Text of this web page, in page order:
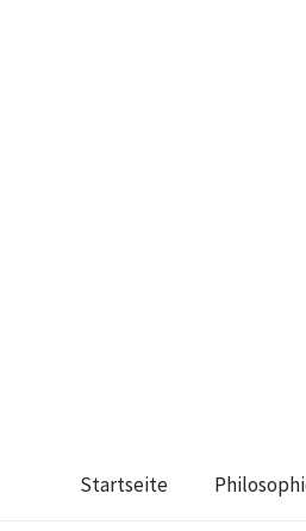
Startseite